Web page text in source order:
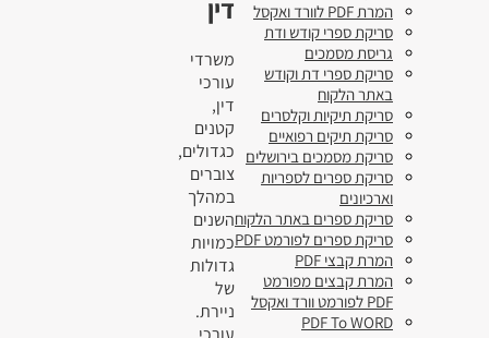
דין
משרדי
עורכי
דין,
קטנים
כגדולים,
צוברים
במהלך
השנים
כמויות
גדולות
של
ניירת.
המרת PDF לוורד ואקסל
סריקת ספרי קודש ודת
גריסת מסמכים
סריקת ספרי דת וקודש
באתר הלקוח
סריקת תיקיות וקלסרים
סריקת תיקים רפואיים
סריקת מסמכים בירושלים
סריקת ספרים לספריות
וארכיונים
סריקת ספרים באתר הלקוח
סריקת ספרים לפורמט PDF
המרת קבצי PDF
המרת קבצים מפורמט
PDF לפורמט וורד ואקסל
PDF To WORD